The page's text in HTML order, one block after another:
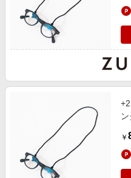
エンタメ
スポーツ・アウトドア・ゴルフ
インテリア・寝具
旅行・レジャー・ホテル予約
金融・マネー・保険
デジタルコンテンツ
ビジネス・その他サービス
楽天サービス特集
旅行特集
お中元特集2026
Apple公式サイト×楽天カード
Qoo10メガポ ￥